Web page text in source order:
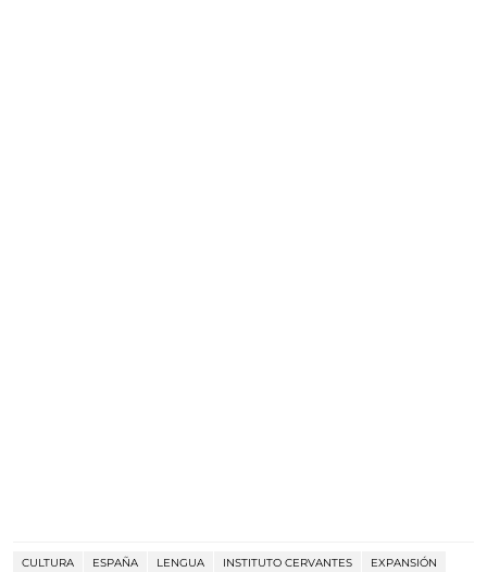
CULTURA ESPAÑA LENGUA INSTITUTO CERVANTES EXPANSIÓN